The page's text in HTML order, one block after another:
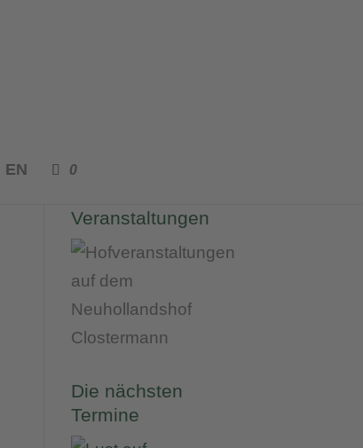
EN 0
Veranstaltungen
Die nächsten
Termine